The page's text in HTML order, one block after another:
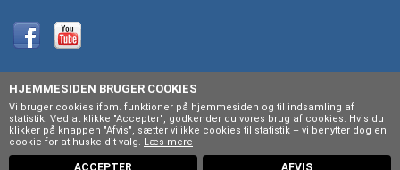
Powered by Søgaard & Co.
HJEMMESIDEN BRUGER COOKIES
Vi bruger cookies ifbm. funktioner på hjemmesiden og til indsamling af
statistik. Ved at klikke "Accepter", godkender du vores brug af cookies. Hvis du
klikker på knappen "Afvis", sætter vi ikke cookies til statistik – vi benytter dog en
cookie for at huske dit valg. Læs mere